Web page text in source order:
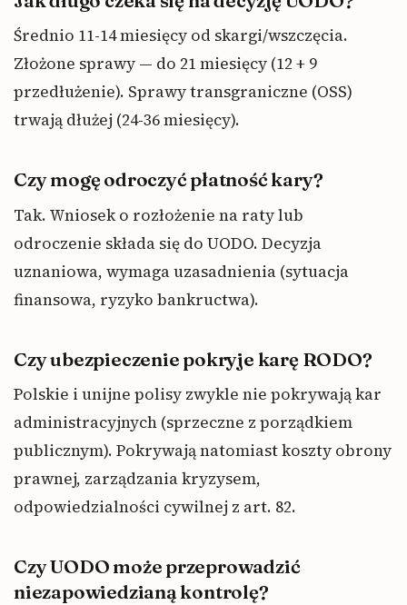
Średnio 11-14 miesięcy od skargi/wszczęcia.
Złożone sprawy — do 21 miesięcy (12 + 9
przedłużenie). Sprawy transgraniczne (OSS)
trwają dłużej (24-36 miesięcy).
Czy mogę odroczyć płatność kary?
Tak. Wniosek o rozłożenie na raty lub
odroczenie składa się do UODO. Decyzja
uznaniowa, wymaga uzasadnienia (sytuacja
finansowa, ryzyko bankructwa).
Czy ubezpieczenie pokryje karę RODO?
Polskie i unijne polisy zwykle nie pokrywają kar
administracyjnych (sprzeczne z porządkiem
publicznym). Pokrywają natomiast koszty obrony
prawnej, zarządzania kryzysem,
odpowiedzialności cywilnej z art. 82.
Czy UODO może przeprowadzić
niezapowiedzianą kontrolę?